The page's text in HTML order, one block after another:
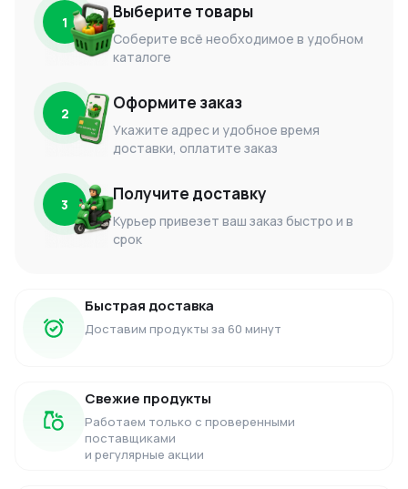
1 Выберите товары
Соберите всё необходимое в удобном
каталоге
2 Оформите заказ
Укажите адрес и удобное время
доставки, оплатите заказ
3 Получите доставку
Курьер привезет ваш заказ быстро и в
срок
Быстрая доставка
Доставим продукты за 60 минут
Свежие продукты
Работаем только с проверенными
поставщиками
и регулярные акции